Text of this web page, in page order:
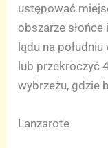
ustępować
obszarze słońce
lądu na
lub przekroczyć
wybrzeżu, gdzie
Lanzarote